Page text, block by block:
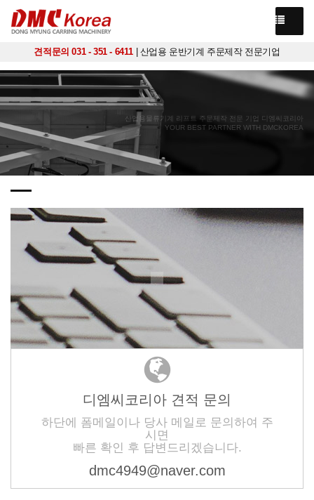
견적문의 031 - 351 - 6411 | 산업용 운반기계 주문제작 전문기업
산업용물류기계 리프트 주문제작 전문 기업 디엠씨코리아
YOUR BEST PARTNER WITH DMCKOREA
디엠씨코리아 견적 문의
하단에 폼메일이나 당사 메일로 문의하여 주
시면
빠른 확인 후 답변드리겠습니다.
dmc4949@naver.com